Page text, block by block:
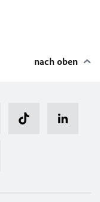
nach oben